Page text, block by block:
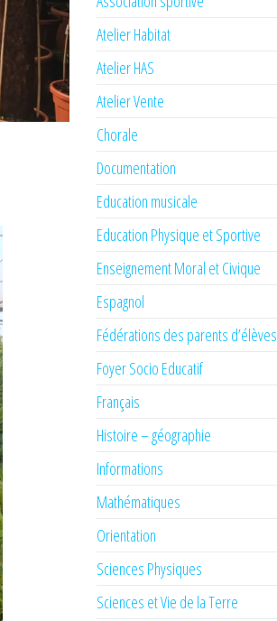
Atelier Habitat
Atelier HAS
Atelier Vente
Chorale
Documentation
Education musicale
Education Physique et Sportive
Enseignement Moral et Civique
Espagnol
Fédérations des parents d’élèves
Foyer Socio Educatif
Français
Histoire – géographie
Informations
Mathématiques
Orientation
Sciences Physiques
Sciences et Vie de la Terre